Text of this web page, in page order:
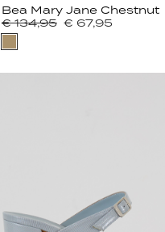
Bea Mary Jane Chestnut
€ 134,95 € 67,95